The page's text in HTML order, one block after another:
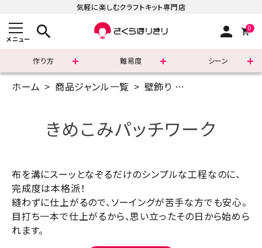
気軽に楽しむクラフトキット専門店
メニュー search person 0
作り方 難易度 シーン
まずはこちら
すべての商品
新着商品
診断チャート
ホーム 商品ジャンル一覧 壁飾り
きめこみパッチワーク
布を溝にスーッとなぞるだけのシンプルな工程なのに、
完成度は本格派！
縫わずに仕上がるので、ソーイングが苦手な方でも安心。
目打ち一本で仕上がるから、思い立ったその日から始めら
れます。